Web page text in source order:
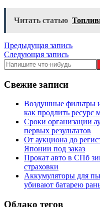
Читать статью
Навигация
по
записям
Предыдущая запись
Следующая запись
Свежие записи
Воздушные фильтры
как продлить ресурс
Сроки организации
первых результатов
От аукциона до
Японии под заказ
Прокат авто в СПб
страховки
Аккумуляторы для
убивают батарею
Облако тегов